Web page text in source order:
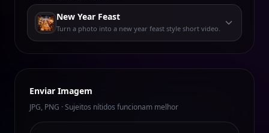
New Year Feast
Turn a photo into a new year feast style short video.
Enviar Imagem
JPG, PNG · Sujeitos nítidos funcionam melhor